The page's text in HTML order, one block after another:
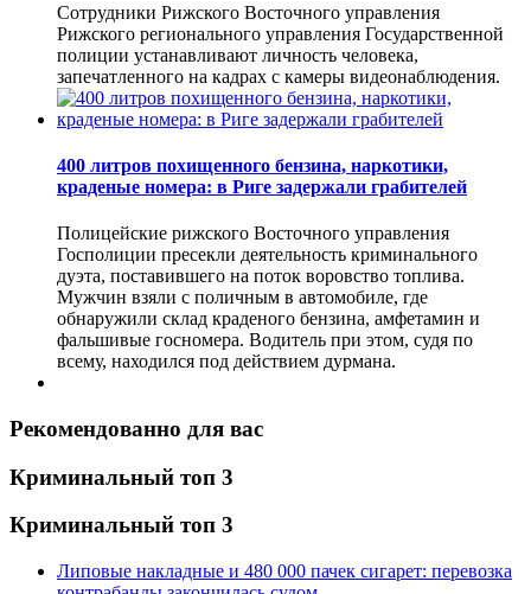
Сотрудники Рижского Восточного управления
Рижского регионального управления Государственной
полиции устанавливают личность человека,
запечатленного на кадрах с камеры видеонаблюдения.
400 литров похищенного бензина, наркотики,
краденые номера: в Риге задержали грабителей
Полицейские рижского Восточного управления
Госполиции пресекли деятельность криминального
дуэта, поставившего на поток воровство топлива.
Мужчин взяли с поличным в автомобиле, где
обнаружили склад краденого бензина, амфетамин и
фальшивые госномера. Водитель при этом, судя по
всему, находился под действием дурмана.
Рекомендованно для вас
Криминальный топ 3
Криминальный топ 3
Липовые накладные и 480 000 пачек сигарет: перевозка